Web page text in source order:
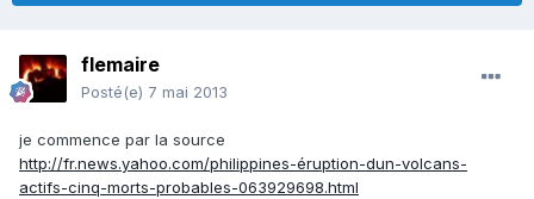
flemaire
Posté(e) 7 mai 2013
je commence par la source
http://fr.news.yahoo.com/philippines-éruption-dun-volcans-
actifs-cinq-morts-probables-063929698.html